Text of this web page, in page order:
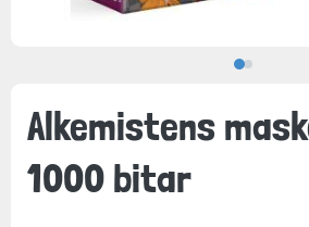
Alkemistens
1000 bitar